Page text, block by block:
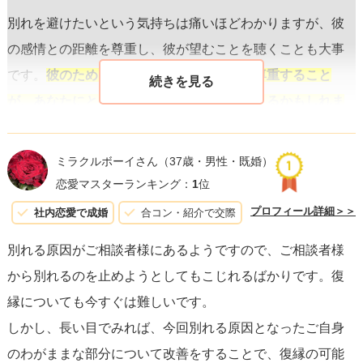
別れを避けたいという気持ちは痛いほどわかりますが、彼
の感情との距離を尊重し、彼が望むことを聴くことも大事
です。 彼のためを思うならば、彼の決断を尊重すること
が、あなたにとって最も愛情深い行動と言えるかもしれま
いるなら、一時的に距離を置くのが双方にとっての最善策
であることも考えられます。
らどのように自分を変えていく意思があるのかを明確に伝
えましょう。しかし、それがすぐに彼の心を変えるとは限
りません。復縁を迫るのではなく、
わるように時間をかけて行動で示すことが肝心 です。
ミラクルボーイさん （37歳・男性・既婚）
恋愛マスターランキング： 1位
社内恋愛で成婚 合コン・紹介で交際 プロフィール詳細＞＞
別れる原因がご相談者様にあるようですので、ご相談者様
から別れるのを止めようとしてもこじれるばかりです。復
縁についても今すぐは難しいです。
しかし、長い目でみれば、今回別れる原因となったご自身
のわがままな部分について改善をすることで、復縁の可能